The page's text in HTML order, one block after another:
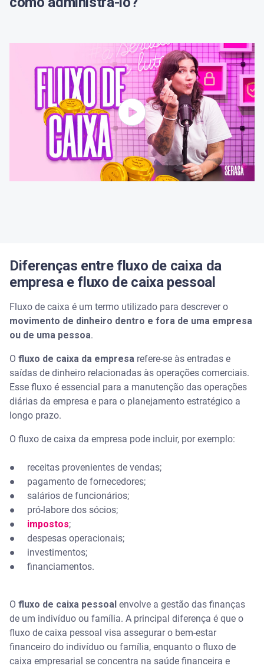
Mantenha registros detalhados nas transações
Sem título
Utilize cartões de crédito diferentes
Consulte um contador ou especialista financeiro
Invista em educação financeira
Diferenças entre fluxo de caixa da
empresa e fluxo de caixa pessoal
Fluxo de caixa é um termo utilizado para descrever o
movimento de dinheiro dentro e fora de uma empresa
ou de uma pessoa.
O fluxo de caixa da empresa refere-se às entradas e
saídas de dinheiro relacionadas às operações comerciais.
Esse fluxo é essencial para a manutenção das operações
diárias da empresa e para o planejamento estratégico a
longo prazo.
O fluxo de caixa da empresa pode incluir, por exemplo:
● receitas provenientes de vendas;
● pagamento de fornecedores;
● salários de funcionários;
● pró-labore dos sócios;
● impostos;
● despesas operacionais;
● investimentos;
● financiamentos.
O fluxo de caixa pessoal envolve a gestão das finanças
de um indivíduo ou família. A principal diferença é que o
fluxo de caixa pessoal visa assegurar o bem-estar
financeiro do indivíduo ou família, enquanto o fluxo de
caixa empresarial se concentra na saúde financeira e